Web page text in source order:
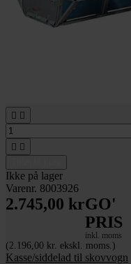
 
 
Ikke på lager
Varenr. 8003926
2.745,00 krGO'
PRIS
inkl. moms
(2.196,00 kr. ekskl. moms.)
Kasse/siddelad til skovvogn